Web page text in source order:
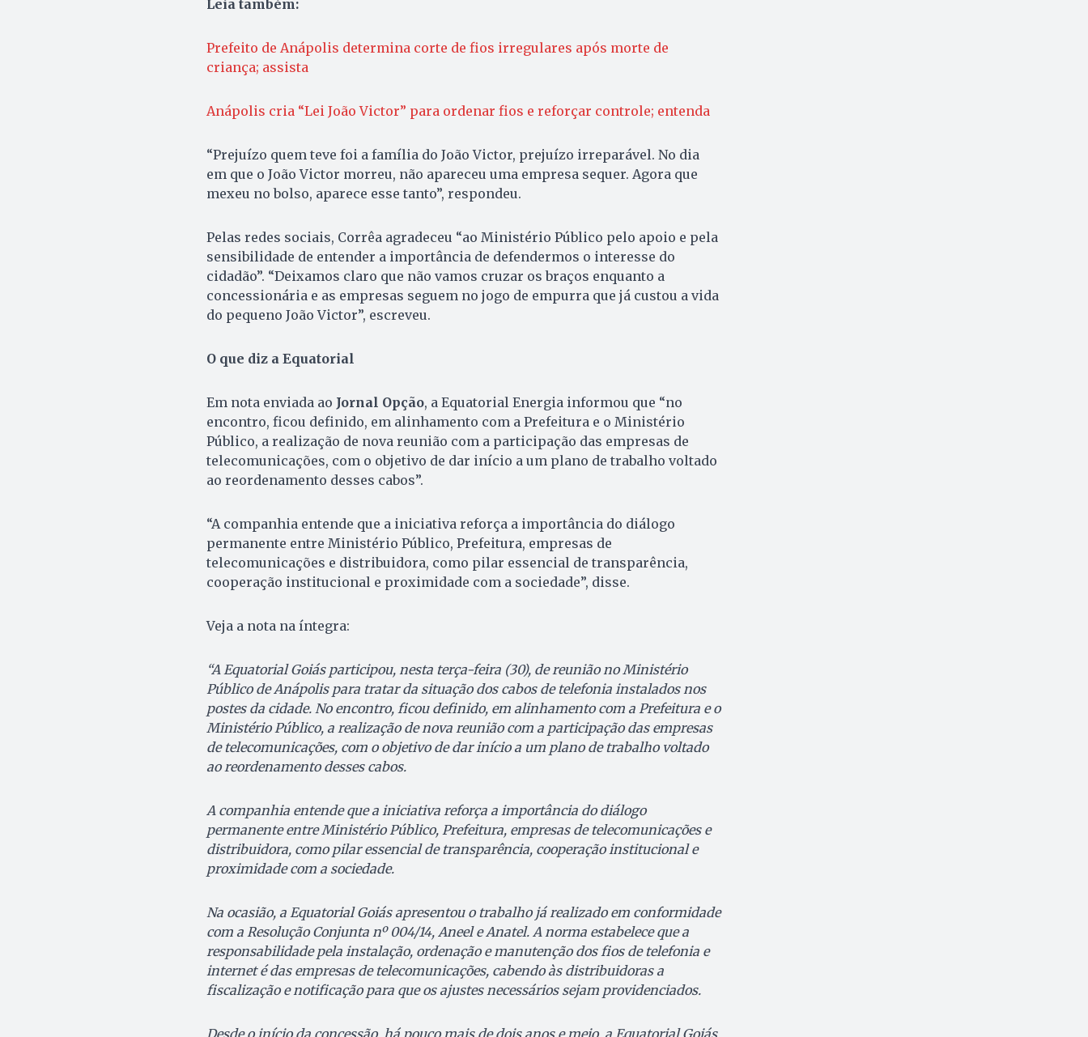
Leia também:
Prefeito de Anápolis determina corte de fios irregulares após morte de
criança; assista
Anápolis cria “Lei João Victor” para ordenar fios e reforçar controle; entenda
“Prejuízo quem teve foi a família do João Victor, prejuízo irreparável. No dia
em que o João Victor morreu, não apareceu uma empresa sequer. Agora que
mexeu no bolso, aparece esse tanto”, respondeu.
Pelas redes sociais, Corrêa agradeceu “ao Ministério Público pelo apoio e pela
sensibilidade de entender a importância de defendermos o interesse do
cidadão”. “Deixamos claro que não vamos cruzar os braços enquanto a
concessionária e as empresas seguem no jogo de empurra que já custou a vida
do pequeno João Victor”, escreveu.
O que diz a Equatorial
Em nota enviada ao Jornal Opção, a Equatorial Energia informou que “no
encontro, ficou definido, em alinhamento com a Prefeitura e o Ministério
Público, a realização de nova reunião com a participação das empresas de
telecomunicações, com o objetivo de dar início a um plano de trabalho voltado
ao reordenamento desses cabos”.
“A companhia entende que a iniciativa reforça a importância do diálogo
permanente entre Ministério Público, Prefeitura, empresas de
telecomunicações e distribuidora, como pilar essencial de transparência,
cooperação institucional e proximidade com a sociedade”, disse.
Veja a nota na íntegra:
“A Equatorial Goiás participou, nesta terça-feira (30), de reunião no Ministério
Público de Anápolis para tratar da situação dos cabos de telefonia instalados nos
postes da cidade. No encontro, ficou definido, em alinhamento com a Prefeitura e o
Ministério Público, a realização de nova reunião com a participação das empresas
de telecomunicações, com o objetivo de dar início a um plano de trabalho voltado
ao reordenamento desses cabos.
A companhia entende que a iniciativa reforça a importância do diálogo
permanente entre Ministério Público, Prefeitura, empresas de telecomunicações e
distribuidora, como pilar essencial de transparência, cooperação institucional e
proximidade com a sociedade.
Na ocasião, a Equatorial Goiás apresentou o trabalho já realizado em conformidade
com a Resolução Conjunta nº 004/14, Aneel e Anatel. A norma estabelece que a
responsabilidade pela instalação, ordenação e manutenção dos fios de telefonia e
internet é das empresas de telecomunicações, cabendo às distribuidoras a
fiscalização e notificação para que os ajustes necessários sejam providenciados.
Desde o início da concessão, há pouco mais de dois anos e meio, a Equatorial Goiás